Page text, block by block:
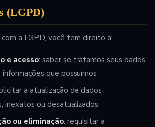
(LGPD)
a LGPD, você tem direito a:
e acesso: saber se tratamos seus dados
informações que possuímos
a atualização de dados
inexatos ou desatualizados
ou eliminação: requisitar a